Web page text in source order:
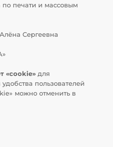
по печати и массовым
Сергеевна
«cookie» для
пользователей
можно отменить в